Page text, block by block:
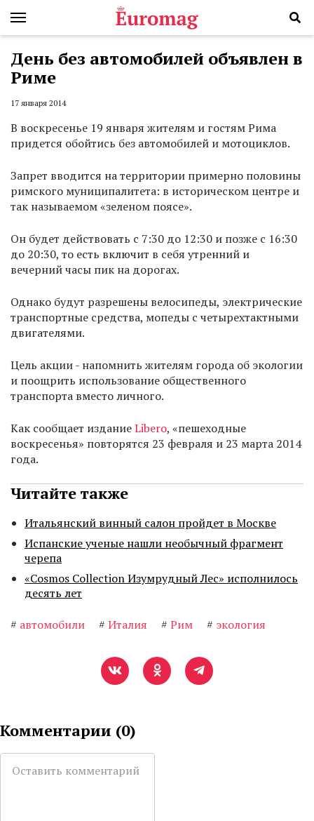
День без автомобилей объявлен в
Риме
17 января 2014
В воскресенье 19 января жителям и гостям Рима
придется обойтись без автомобилей и мотоциклов.
Запрет вводится на территории примерно половины
римского муниципалитета: в историческом центре и
так называемом «зеленом поясе».
Он будет действовать с 7:30 до 12:30 и позже с 16:30
до 20:30, то есть включит в себя утренний и
вечерний часы пик на дорогах.
Однако будут разрешены велосипеды, электрические
транспортные средства, мопеды с четырехтактными
двигателями.
Цель акции - напомнить жителям города об экологии
и поощрить использование общественного
транспорта вместо личного.
Как сообщает изданиеLibero, «пешеходные
воскресенья» повторятся 23 февраля и 23 марта 2014
года.
Читайте также
Итальянский винный салон пройдет в Москве
Испанские ученые нашли необычный фрагмент
черепа
«Cosmos Collection Изумрудный Лес» исполнилось
десять лет
# автомобили # Италия # Рим # экология
Комментарии (0)